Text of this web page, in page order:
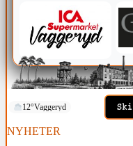
12°Vaggeryd
NYHETER